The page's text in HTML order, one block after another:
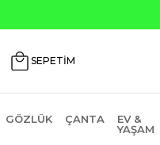
₺200 İndirim Kodu:
SEPETİM
GÖZLÜK ÇANTA
EV &
YAŞAM